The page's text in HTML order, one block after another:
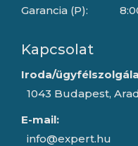
Garancia (P):
Kapcsolat
Iroda/
1043 Budapest,
E-mail:
info@expert.hu